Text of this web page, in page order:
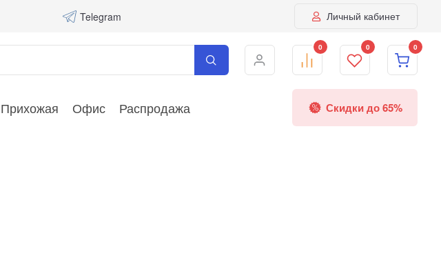
Telegram Личный кабинет
0 0 0
Прихожая Офис Распродажа Скидки до 65%